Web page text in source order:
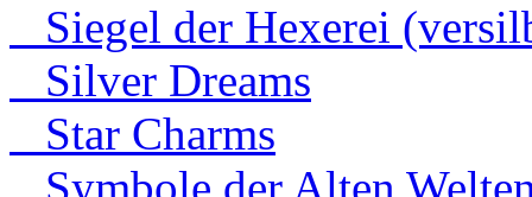
Siegel der Hexerei
Silver Dreams
Star Charms